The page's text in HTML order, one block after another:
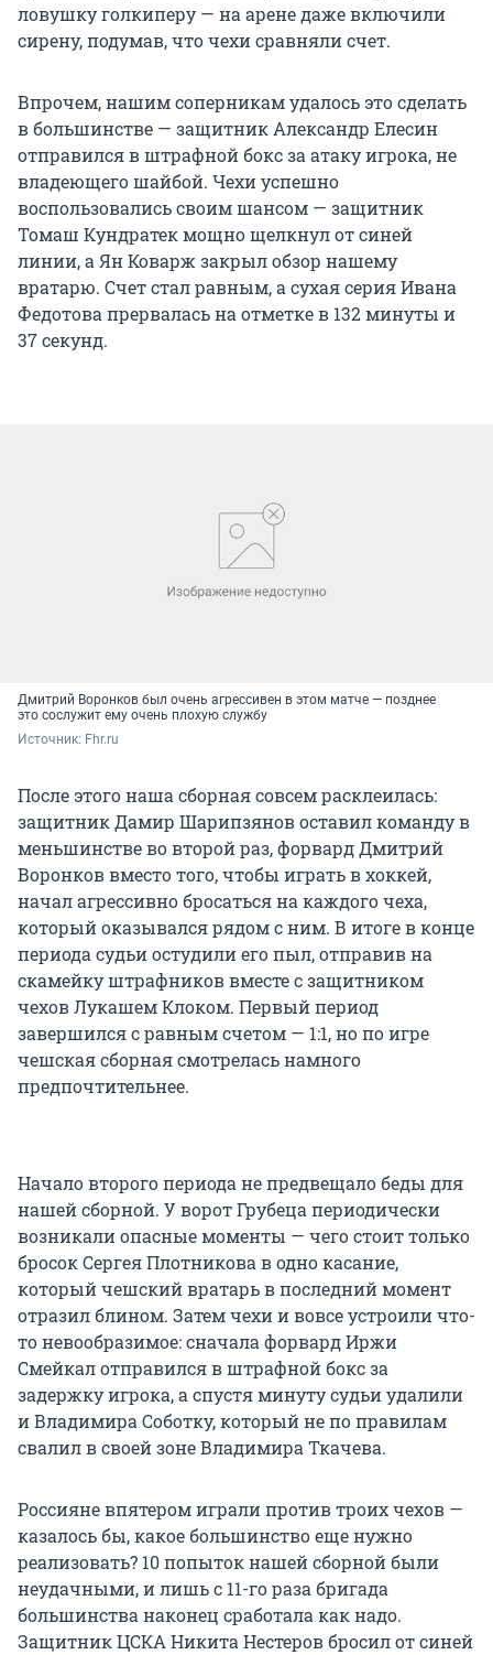
ловушку голкиперу — на арене даже включили
сирену, подумав, что чехи сравняли счет.
Впрочем, нашим соперникам удалось это сделать
в большинстве — защитник Александр Елесин
отправился в штрафной бокс за атаку игрока, не
владеющего шайбой. Чехи успешно
воспользовались своим шансом — защитник
Томаш Кундратек мощно щелкнул от синей
линии, а Ян Коварж закрыл обзор нашему
вратарю. Счет стал равным, а сухая серия Ивана
Федотова прервалась на отметке в 132 минуты и
37 секунд.
Дмитрий Воронков был очень агрессивен в этом матче — позднее
это сослужит ему очень плохую службу
Источник: Fhr.ru
После этого наша сборная совсем расклеилась:
защитник Дамир Шарипзянов оставил команду в
меньшинстве во второй раз, форвард Дмитрий
Воронков вместо того, чтобы играть в хоккей,
начал агрессивно бросаться на каждого чеха,
который оказывался рядом с ним. В итоге в конце
периода судьи остудили его пыл, отправив на
скамейку штрафников вместе с защитником
чехов Лукашем Клоком. Первый период
завершился с равным счетом — 1:1, но по игре
чешская сборная смотрелась намного
предпочтительнее.
Начало второго периода не предвещало беды для
нашей сборной. У ворот Грубеца периодически
возникали опасные моменты — чего стоит только
бросок Сергея Плотникова в одно касание,
который чешский вратарь в последний момент
отразил блином. Затем чехи и вовсе устроили что-
то невообразимое: сначала форвард Иржи
Смейкал отправился в штрафной бокс за
задержку игрока, а спустя минуту судьи удалили
и Владимира Соботку, который не по правилам
свалил в своей зоне Владимира Ткачева.
Россияне впятером играли против троих чехов —
казалось бы, какое большинство еще нужно
реализовать? 10 попыток нашей сборной были
неудачными, и лишь с 11-го раза бригада
большинства наконец сработала как надо.
Защитник ЦСКА Никита Нестеров бросил от синей